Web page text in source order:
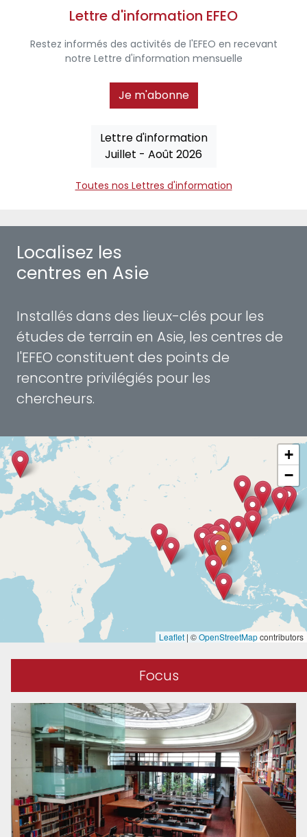
Lettre d'information EFEO
Restez informés des activités de l'EFEO en recevant
notre Lettre d'information mensuelle
Je m'abonne
Lettre d'information
Juillet - Août 2026
Toutes nos Lettres d'information
Localisez les
centres en Asie
Installés dans des lieux-clés pour les
études de terrain en Asie, les centres de
l'EFEO constituent des points de
rencontre privilégiés pour les
chercheurs.
+
−
Leaflet | ©OpenStreetMapcontributors
Focus